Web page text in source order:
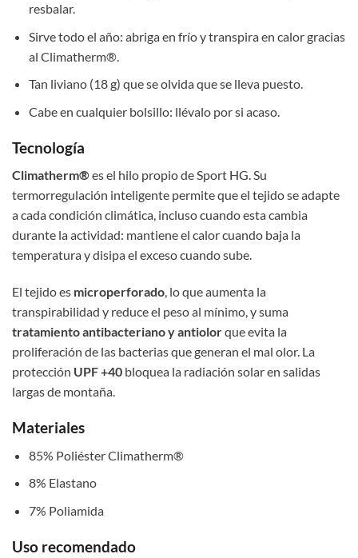
resbalar.
Sirve todo el año: abriga en frío y transpira en calor gracias
al Climatherm®.
Tan liviano (18 g) que se olvida que se lleva puesto.
Cabe en cualquier bolsillo: llévalo por si acaso.
Tecnología
Climatherm®es el hilo propio de Sport HG. Su
termorregulación inteligente permite que el tejido se adapte
a cada condición climática, incluso cuando esta cambia
durante la actividad: mantiene el calor cuando baja la
temperatura y disipa el exceso cuando sube.
El tejido es microperforado, lo que aumenta la
transpirabilidad y reduce el peso al mínimo, y suma
tratamiento antibacteriano y antiolorque evita la
proliferación de las bacterias que generan el mal olor. La
protección UPF +40 bloquea la radiación solar en salidas
largas de montaña.
Materiales
85% Poliéster Climatherm®
8% Elastano
7% Poliamida
Uso recomendado